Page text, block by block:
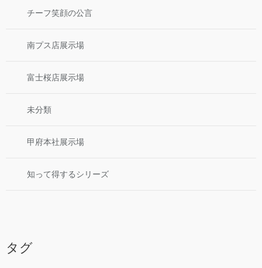
チーフ笑顔の公言
南プス店展示場
富士桜店展示場
未分類
甲府本社展示場
知って得するシリーズ
タグ